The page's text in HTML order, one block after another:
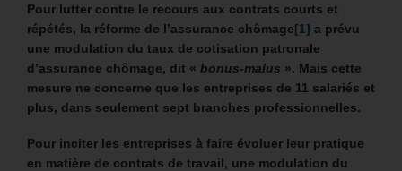
Pour lutter contre le recours aux contrats courts et
répétés, la réforme de l’assurance chômage[1] a prévu
une modulation du taux de cotisation patronale
d’assurance chômage, dit « bonus-malus ». Mais cette
mesure ne concerne que les entreprises de 11 salariés et
plus, dans seulement sept branches professionnelles.
Pour inciter les entreprises à faire évoluer leur pratique
en matière de contrats de travail, une modulation du